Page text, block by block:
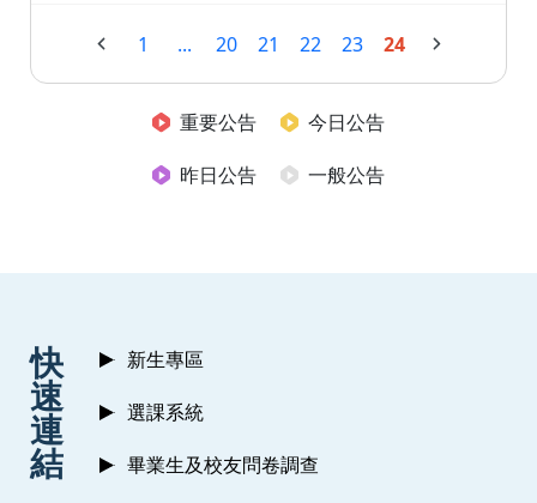
1 ... 20 21 22 23 24
重要公告
今日公告
昨日公告
一般公告
快
速
連
結
新生專區
選課系統
畢業生及校友問卷調查